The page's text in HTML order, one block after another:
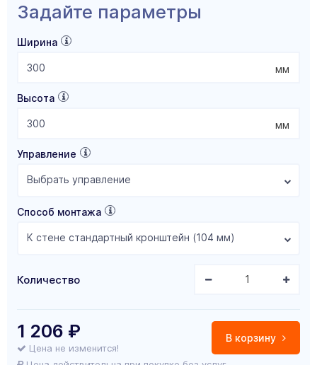
Задайте параметры
Ширина
мм
Высота
мм
Управление
Выбрать управление
Способ монтажа
К стене стандартный кронштейн (104 мм)
Количество
В корзину
1 206 ₽
Цена не изменится!